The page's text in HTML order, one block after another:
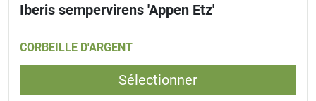
Iberis sempervirens 'Appen Etz'
CORBEILLE D'ARGENT
Sélectionner